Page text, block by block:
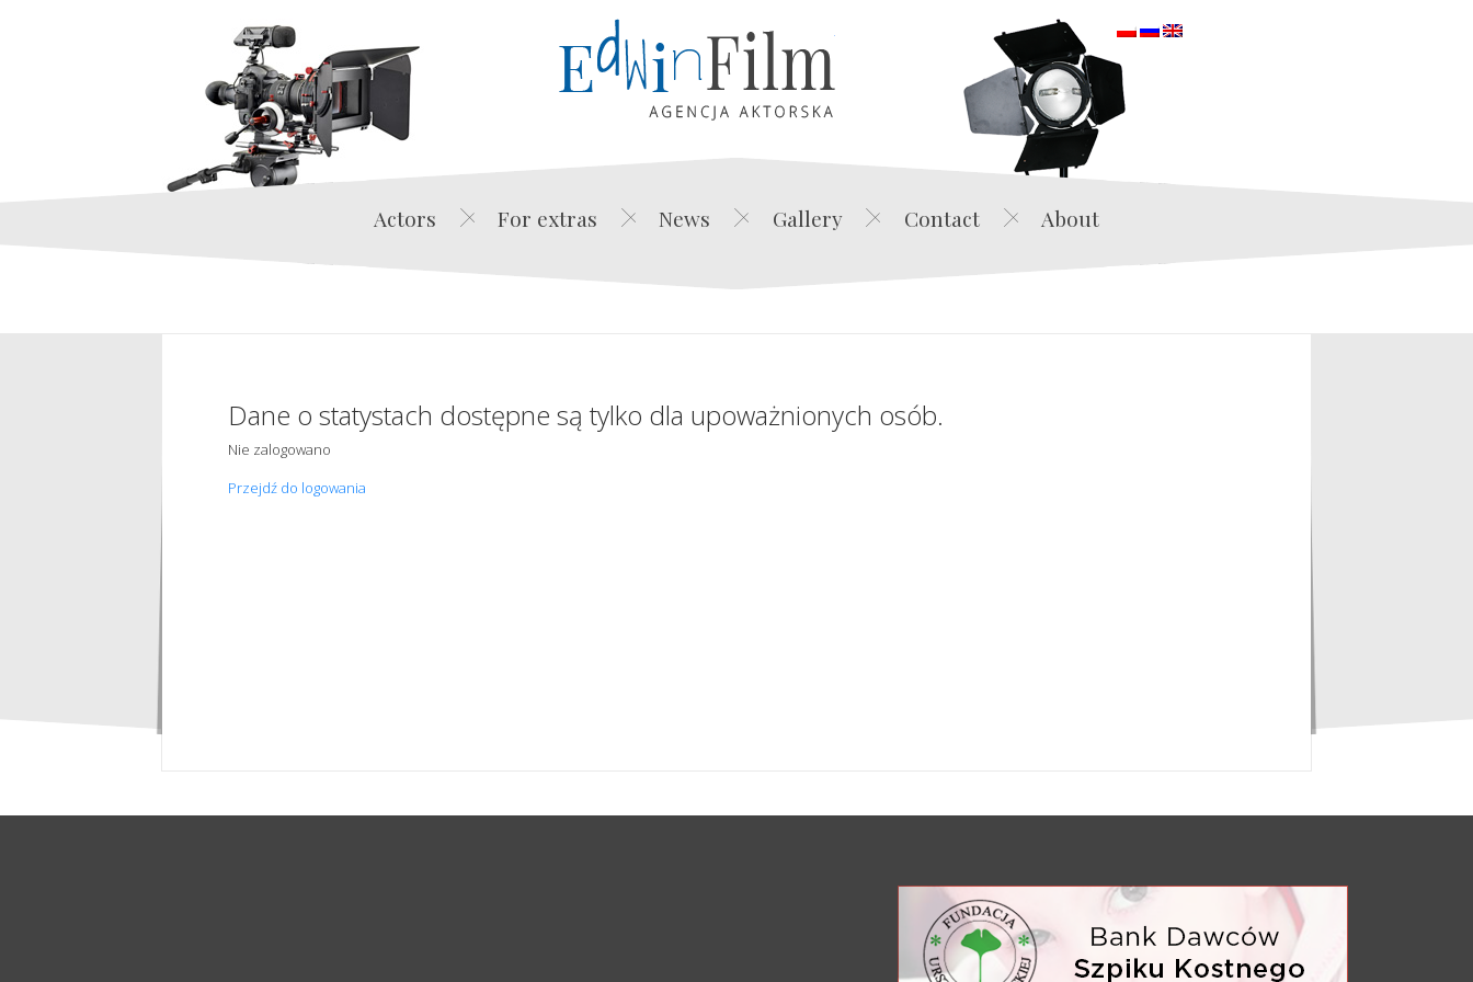
Edwin Film Agencja Aktorska
Actors For extras News Gallery Contact About
Dane o statystach dostępne są tylko dla upoważnionych osób.
Nie zalogowano
Przejdź do logowania